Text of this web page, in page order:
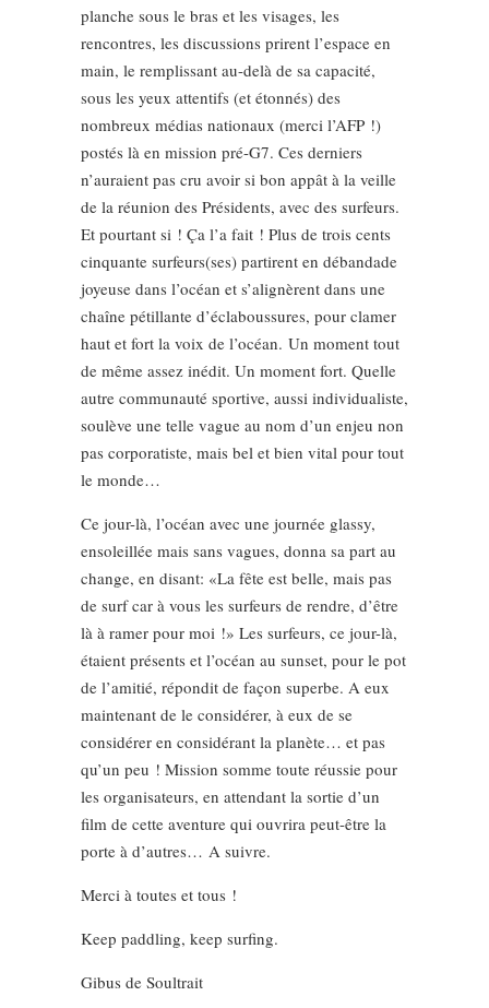
planche sous le bras et les visages, les
rencontres, les discussions prirent l’espace en
main, le remplissant au-delà de sa capacité,
sous les yeux attentifs (et étonnés) des
nombreux médias nationaux (merci l’AFP !)
postés là en mission pré-G7. Ces derniers
n’auraient pas cru avoir si bon appât à la veille
de la réunion des Présidents, avec des surfeurs.
Et pourtant si ! Ça l’a fait ! Plus de trois cents
cinquante surfeurs(ses) partirent en débandade
joyeuse dans l’océan et s’alignèrent dans une
chaîne pétillante d’éclaboussures, pour clamer
haut et fort la voix de l’océan. Un moment tout
de même assez inédit. Un moment fort. Quelle
autre communauté sportive, aussi individualiste,
soulève une telle vague au nom d’un enjeu non
pas corporatiste, mais bel et bien vital pour tout
le monde…
Ce jour-là, l’océan avec une journée glassy,
ensoleillée mais sans vagues, donna sa part au
change, en disant: «La fête est belle, mais pas
de surf car à vous les surfeurs de rendre, d’être
là à ramer pour moi !» Les surfeurs, ce jour-là,
étaient présents et l’océan au sunset, pour le pot
de l’amitié, répondit de façon superbe. A eux
maintenant de le considérer, à eux de se
considérer en considérant la planète… et pas
qu’un peu ! Mission somme toute réussie pour
les organisateurs, en attendant la sortie d’un
film de cette aventure qui ouvrira peut-être la
porte à d’autres… A suivre.
Merci à toutes et tous !
Keep paddling, keep surfing.
Gibus de Soultrait